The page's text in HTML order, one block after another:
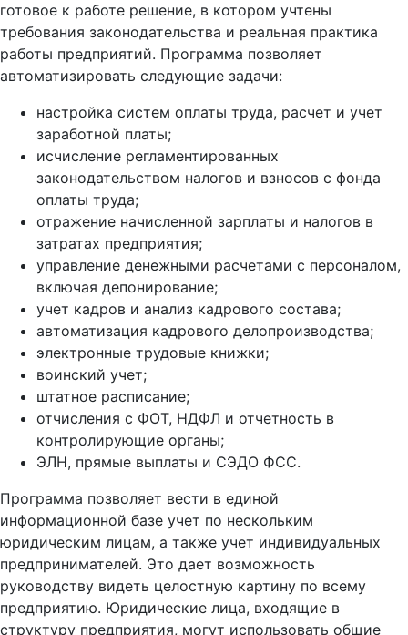
готовое к работе решение, в котором учтены
требования законодательства и реальная практика
работы предприятий. Программа позволяет
автоматизировать следующие задачи:
настройка систем оплаты труда, расчет и учет
заработной платы;
исчисление регламентированных
законодательством налогов и взносов с фонда
оплаты труда;
отражение начисленной зарплаты и налогов в
затратах предприятия;
управление денежными расчетами с персоналом,
включая депонирование;
учет кадров и анализ кадрового состава;
автоматизация кадрового делопроизводства;
электронные трудовые книжки;
воинский учет;
штатное расписание;
отчисления с ФОТ, НДФЛ и отчетность в
контролирующие органы;
ЭЛН, прямые выплаты и СЭДО ФСС.
Программа позволяет вести в единой
информационной базе учет по нескольким
юридическим лицам, а также учет индивидуальных
предпринимателей. Это дает возможность
руководству видеть целостную картину по всему
предприятию. Юридические лица, входящие в
структуру предприятия, могут использовать общие